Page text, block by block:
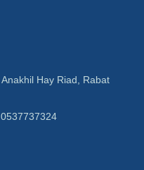
Hay Riad, Rabat